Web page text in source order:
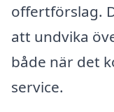
offertförslag.
att undvika
både när det
service.